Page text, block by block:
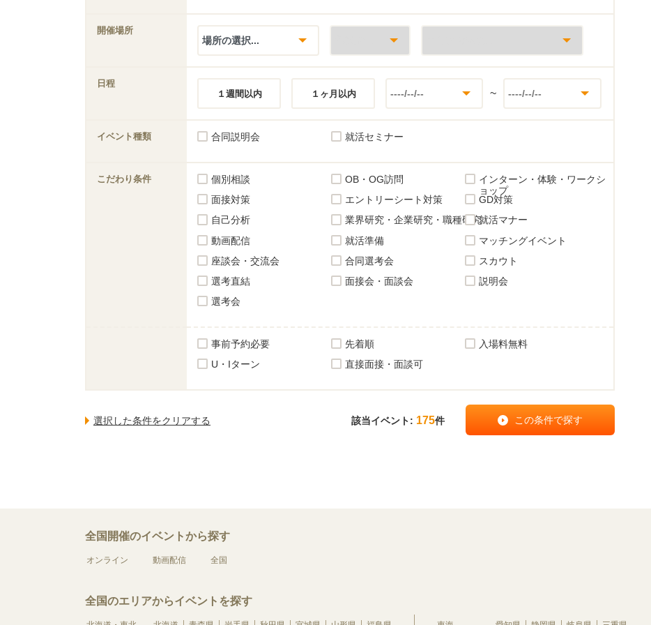
開催場所
日程
１週間以内
１ヶ月以内 ~
イベント種類 合同説明会 就活セミナー
こだわり条件 個別相談 OB・OG訪問
インターン・体験・ワークシ
ョップ
面接対策
エントリーシート対策
GD対策
自己分析
業界研究・企業研究・職種研究就活マナー
動画配信
就活準備
マッチングイベント
座談会・交流会
合同選考会
スカウト
選考直結
面接会・面談会
説明会
選考会
事前予約必要 先着順
入場料無料
U・Iターン
直接面接・面談可
該当イベント: 175件
全国開催のイベントから探す
オンライン 動画配信 全国
全国のエリアからイベントを探す